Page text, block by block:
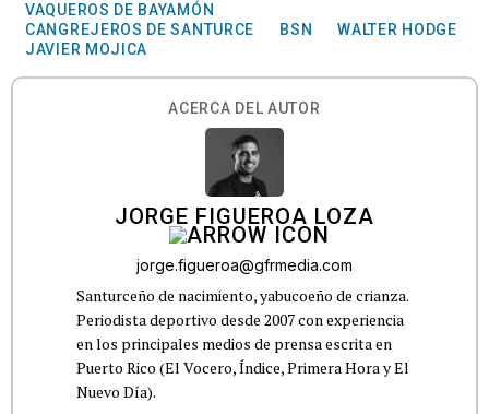
VAQUEROS DE BAYAMÓN
CANGREJEROS DE SANTURCE
BSN
WALTER HODGE
JAVIER MOJICA
ACERCA DEL AUTOR
JORGE FIGUEROA LOZA
jorge.figueroa@gfrmedia.com
Santurceño de nacimiento, yabucoeño de crianza.
Periodista deportivo desde 2007 con experiencia
en los principales medios de prensa escrita en
Puerto Rico (El Vocero, Índice, Primera Hora y El
Nuevo Día).